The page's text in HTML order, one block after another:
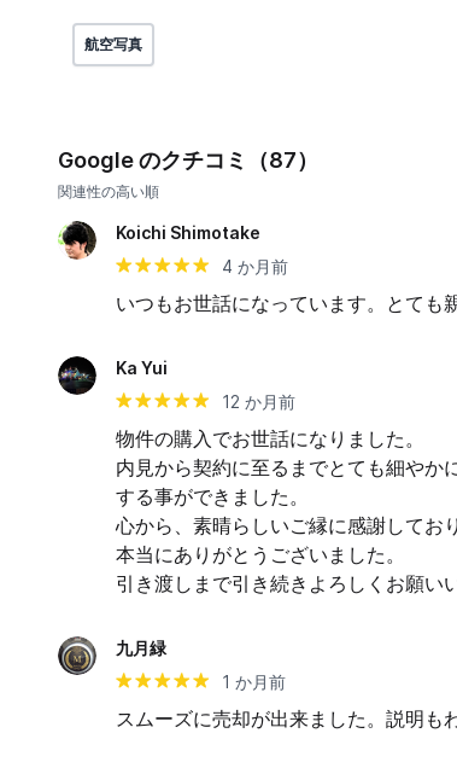
航空写真
Google のクチコミ（87）
関連性の高い順
Koichi Shimotake
4 か月前
いつもお世話になっています。とても
Ka Yui
12 か月前
物件の購入でお世話になりました。
内見から契約に至るまでとても細やか
する事ができました。
心から、素晴らしいご縁に感謝してお
本当にありがとうございました。
引き渡しまで引き続きよろしくお願い
九月緑
1 か月前
スムーズに売却が出来ました。説明も